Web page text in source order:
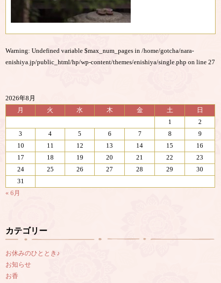
Warning: Undefined variable $max_num_pages in/home/gotcha/nara-
enishiya.jp/public_html/hp/wp-content/themes/enishiya/single.php on line27
2026年8月
月
火 水 木 金 土
日
1
2
3
4 5 6 7 8
9
10
11 12 13 14 15
16
17
18 19 20 21 22
23
24
25 26 27 28 29
30
31
« 6月
カテゴリー
お休みのひととき♪
お知らせ
お香